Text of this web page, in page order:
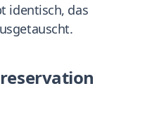
identisch, das